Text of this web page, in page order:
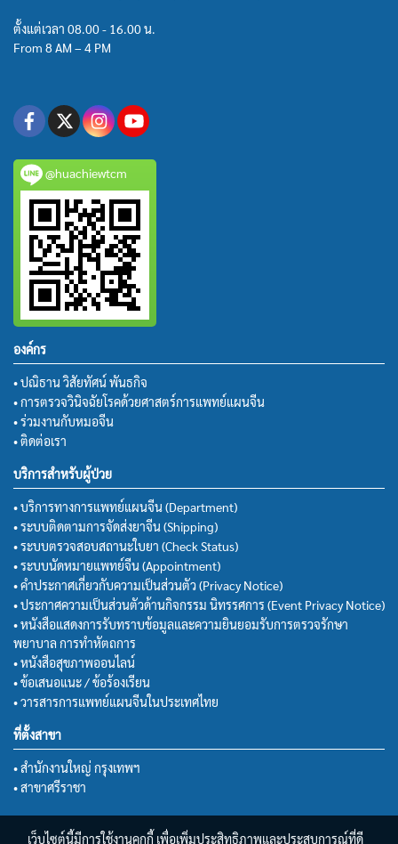
ตั้งแต่เวลา 08.00 - 16.00 น.
From 8 AM – 4 PM
@huachiewtcm
องค์กร
• ปณิธาน วิสัยทัศน์ พันธกิจ
• การตรวจวินิจฉัยโรคด้วยศาสตร์การแพทย์แผนจีน
• ร่วมงานกับหมอจีน
• ติดต่อเรา
บริการสำหรับผู้ป่วย
• บริการทางการแพทย์แผนจีน (Department)
• ระบบติดตามการจัดส่งยาจีน (Shipping)
• ระบบตรวจสอบสถานะใบยา (Check Status)
• ระบบนัดหมายแพทย์จีน (Appointment)
• คำประกาศเกี่ยวกับความเป็นส่วนตัว (Privacy Notice)
• ประกาศความเป็นส่วนตัวด้านกิจกรรม นิทรรศการ (Event Privacy Notice)
• หนังสือแสดงการรับทราบข้อมูลและความยินยอมรับการตรวจรักษา
พยาบาล การทำหัตถการ
• หนังสือสุขภาพออนไลน์
• ข้อเสนอแนะ / ข้อร้องเรียน
• วารสารการแพทย์แผนจีนในประเทศไทย
ที่ตั้งสาขา
• สำนักงานใหญ่ กรุงเทพฯ
• สาขาศรีราชา
เว็บไซต์นี้มีการใช้งานคุกกี้ เพื่อเพิ่มประสิทธิภาพและประสบการณ์ที่ดี